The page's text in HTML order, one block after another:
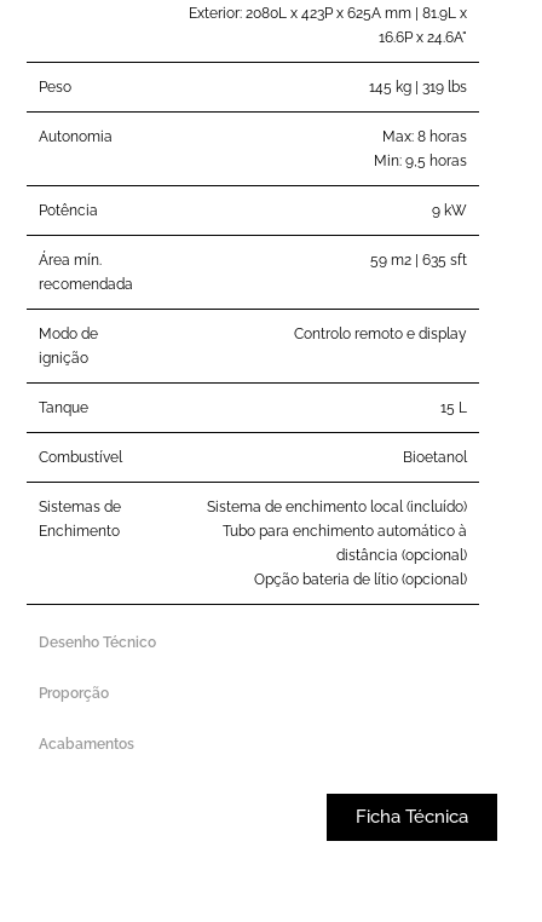
Exterior: 2080L x 423P x 625A mm | 81.9L x
16.6P x 24.6A"
Peso 145 kg | 319 lbs
Autonomia
Max: 8 horas
Min: 9,5 horas
Potência 9 kW
Área mín.
recomendada
59 m2 | 635 sft
Modo de
ignição
Controlo remoto e display
Tanque 15 L
Combustível Bioetanol
Sistemas de
Enchimento
Sistema de enchimento local (incluído)
Tubo para enchimento automático à
distância (opcional)
Opção bateria de lítio (opcional)
Desenho Técnico
Proporção
Acabamentos
Ficha Técnica